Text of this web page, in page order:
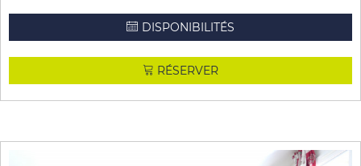
DISPONIBILITÉS
RÉSERVER